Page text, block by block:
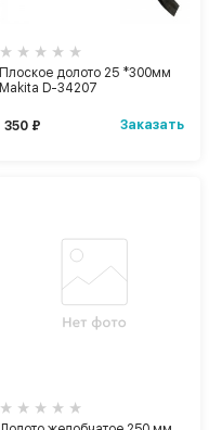
Плоское долото 25 *300мм
Makita D-34207
350 ₽ Заказать